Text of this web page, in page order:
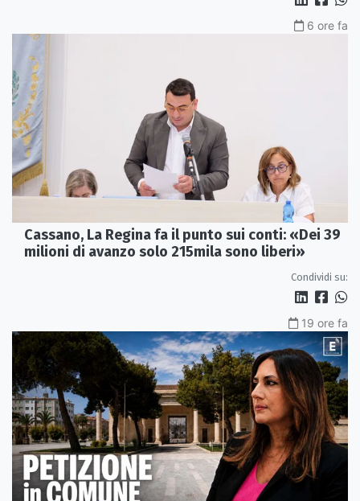
6 ore fa
Cassano, La Regina fa il punto sui conti: «Dei 39
milioni di avanzo solo 215mila sono liberi»
Condividi su:
19 ore fa